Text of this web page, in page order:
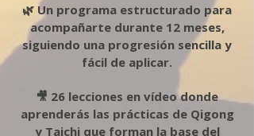
🌿 Un programa estructurado para
acompañarte durante 12 meses,
siguiendo una progresión sencilla y
fácil de aplicar.
🎥 26 lecciones en vídeo donde
aprenderás las prácticas de Qigong
y Taichi que forman la base del